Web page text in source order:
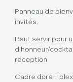
Panneau de
invités.
Peut servir pour
d'honneur/
réception
Cadre doré +